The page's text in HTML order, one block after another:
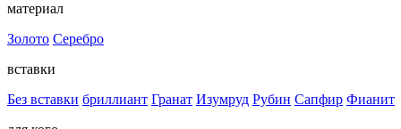
материал
Золото Серебро
вставки
Без вставки бриллиант Гранат Изумруд Рубин Сапфир Фианит